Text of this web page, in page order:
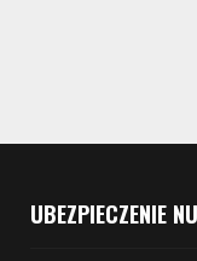
UBEZPIECZENIE